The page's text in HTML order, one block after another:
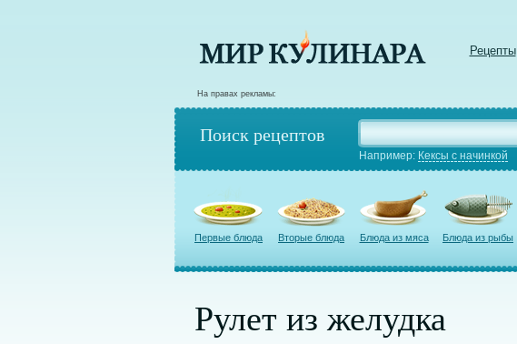
Рецепты
На правах рекламы:
Поиск рецептов
Например: Кексы с начинкой
Первые блюда Вторые блюда Блюда из мяса Блюда из рыбы
Рулет из желудка